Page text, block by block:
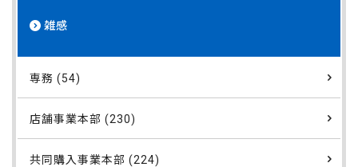
雑感
専務 (54)
店舗事業本部 (230)
共同購入事業本部 (224)